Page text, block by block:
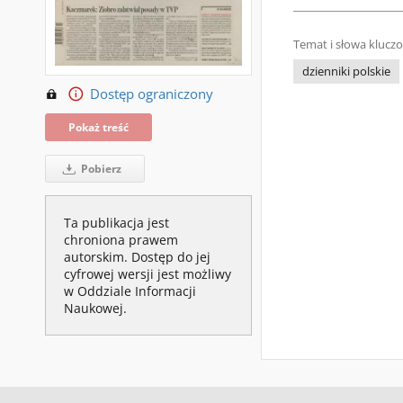
Dostęp ograniczony
Pokaż treść
Pobierz
Ta publikacja jest
chroniona prawem
autorskim. Dostęp do jej
cyfrowej wersji jest możliwy
w Oddziale Informacji
Naukowej.
Temat i słowa
dzienniki polskie